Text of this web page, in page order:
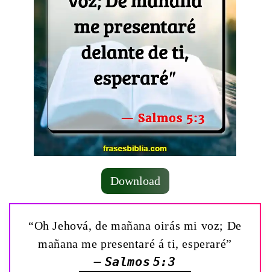
Download
“Oh Jehová, de mañana oirás mi voz; De
mañana me presentaré á ti, esperaré”
— Salmos 5:3